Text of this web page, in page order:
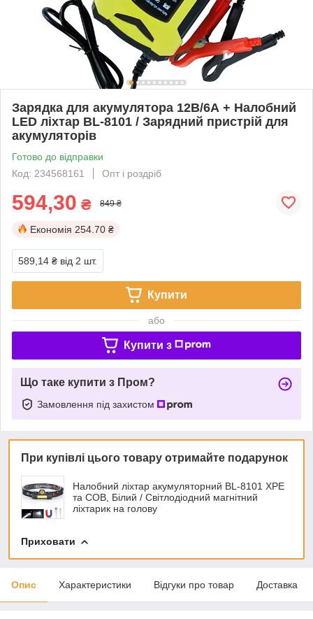
Зарядка для акумулятора 12В/6А + Налобний
LED ліхтар BL-8101 / Зарядний пристрій для
акумуляторів
Готово до відправки
Код: 234568161
Опт і роздріб
594,30 ₴ 849 ₴
Економія 254.70 ₴
589,14 ₴ від 2 шт.
Купити
або
Купити з
Що таке купити з Пром?
Замовлення під захистом
При купівлі цього товару отримайте подарунок
Налобний ліхтар акумуляторний BL-8101 XPE
та COB, Білий / Світлодіодний магнітний
ліхтарик на голову
Приховати
Опис Характеристики Відгуки про товар Доставка